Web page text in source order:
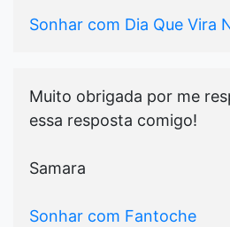
Sonhar com Dia Que Vira
Muito obrigada por me
essa resposta comigo!
Samara
Sonhar com Fantoche